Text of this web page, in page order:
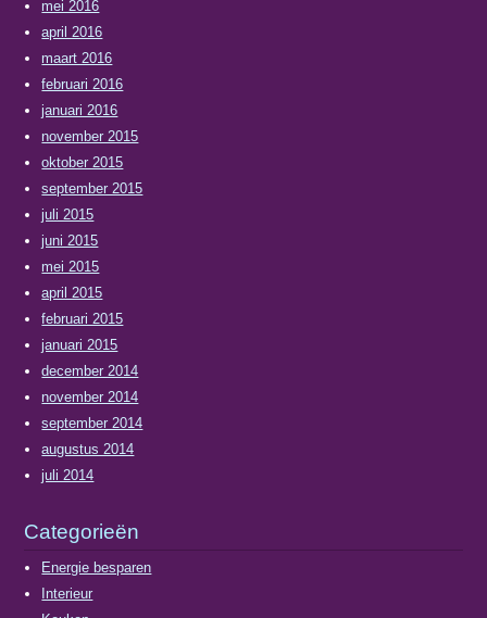
mei 2016
april 2016
maart 2016
februari 2016
januari 2016
november 2015
oktober 2015
september 2015
juli 2015
juni 2015
mei 2015
april 2015
februari 2015
januari 2015
december 2014
november 2014
september 2014
augustus 2014
juli 2014
Categorieën
Energie besparen
Interieur